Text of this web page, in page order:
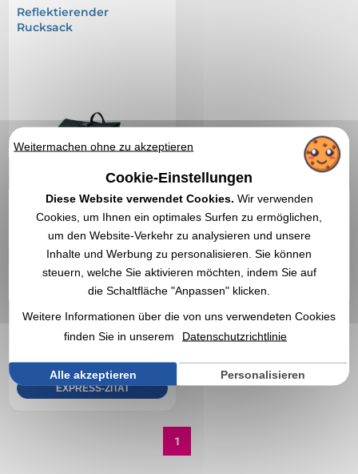
Reflektierender
Rucksack
17,71 € exkl. MwSt.
EXPRESS-ZITAT
1
Weitermachen ohne zu akzeptieren
Cookie-Einstellungen
Diese Website verwendet Cookies. Wir verwenden
Cookies, um Ihnen ein optimales Surfen zu ermöglichen,
um den Website-Verkehr zu analysieren und unsere
Inhalte und Werbung zu personalisieren. Sie können
steuern, welche Sie aktivieren möchten, indem Sie auf
die Schaltfläche "Anpassen" klicken.
Weitere Informationen über die von uns verwendeten Cookies
finden Sie in unserem
Datenschutzrichtlinie
Alle akzeptieren Personalisieren